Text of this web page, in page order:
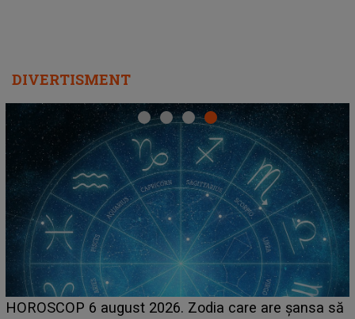
DIVERTISMENT
să LINE-UP UNTOLD ONE, ziua 2. La ce oră urcă